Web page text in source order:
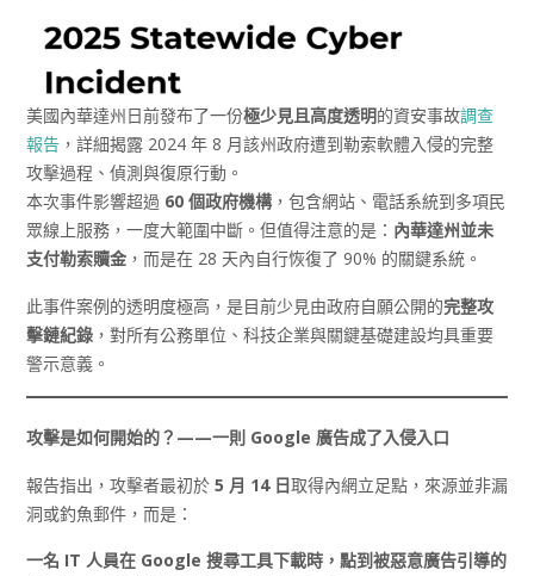
美國內華達州日前發布了一份極少見且高度透明的資安事故調查
報告 ，詳細揭露 2024 年 8 月該州政府遭到勒索軟體入侵的完整
攻擊過程、偵測與復原行動。
本次事件影響超過 60 個政府機構，包含網站、電話系統到多項民
眾線上服務，一度大範圍中斷。但值得注意的是： 內華達州並未
支付勒索贖金 ，而是在 28 天內自行恢復了 90% 的關鍵系統。
此事件案例的透明度極高，是目前少見由政府自願公開的完整攻
擊鏈紀錄 ，對所有公務單位、科技企業與關鍵基礎建設均具重要
警示意義。
攻擊是如何開始的？——一則 Google 廣告成了入侵入口
報告指出，攻擊者最初於 5 月 14 日取得內網立足點，來源並非漏
洞或釣魚郵件，而是：
一名 IT 人員在 Google 搜尋工具下載時，點到被惡意廣告引導的